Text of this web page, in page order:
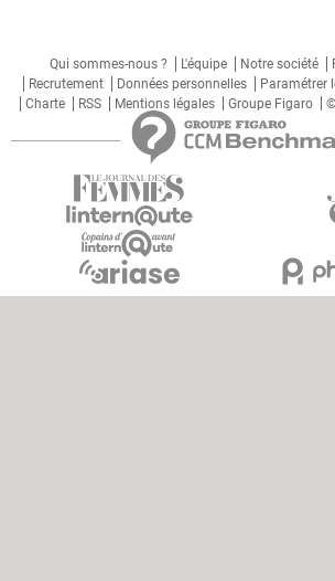
Qui sommes-nous ? L'équipe Notre société
Recrutement
Données personnelles Paramétrer
Charte
RSS Mentions légales Groupe Figaro